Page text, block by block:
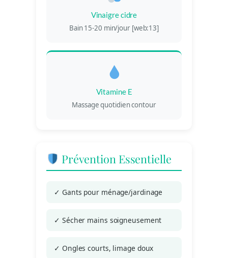
Vinaigre cidre
Bain 15-20 min/jour [web:13]
Vitamine E
Massage quotidien contour
Prévention Essentielle
✓ Gants pour ménage/jardinage
✓ Sécher mains soigneusement
✓ Ongles courts, limage doux